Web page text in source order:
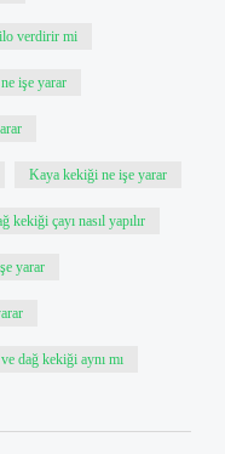
verdirir mi
işe yarar
Kaya kekiği ne işe yarar
kekiği çayı nasıl yapılır
yarar
dağ kekiği aynı mı